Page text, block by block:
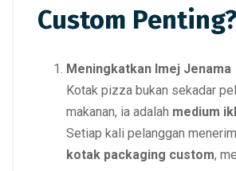
Custom Penting?
Meningkatkan Imej Jenama
Kotak pizza bukan sekadar
makanan, ia adalah medium
Setiap kali pelanggan
kotak packaging custom,